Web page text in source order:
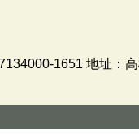
1651 地址：